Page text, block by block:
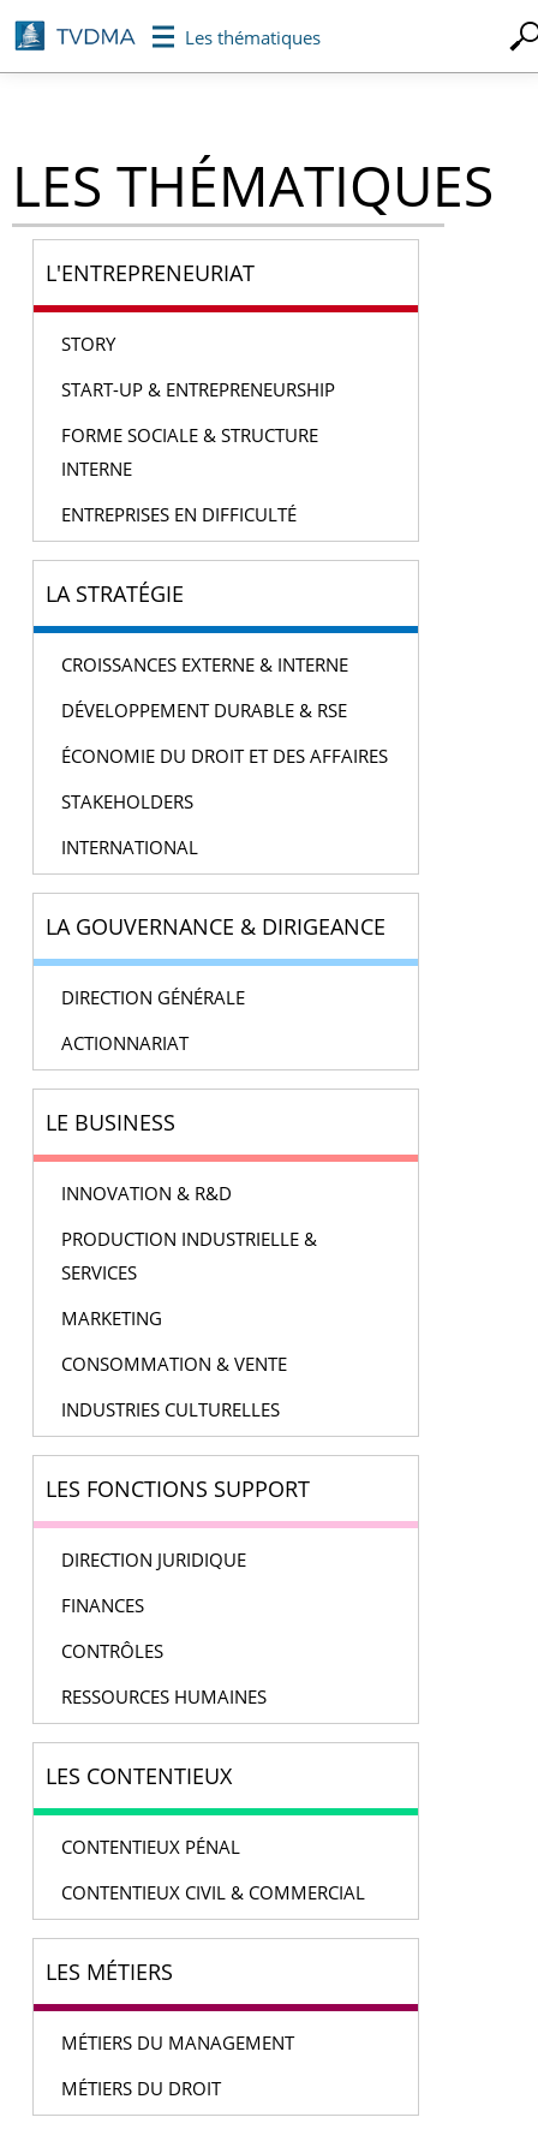
Aller
au
contenu
Les thématiques
LES THÉMATIQUES
L'ENTREPRENEURIAT
STORY
START-UP & ENTREPRENEURSHIP
FORME SOCIALE & STRUCTURE
INTERNE
ENTREPRISES EN DIFFICULTÉ
LA STRATÉGIE
CROISSANCES EXTERNE & INTERNE
DÉVELOPPEMENT DURABLE & RSE
ÉCONOMIE DU DROIT ET DES AFFAIRES
STAKEHOLDERS
INTERNATIONAL
LA GOUVERNANCE & DIRIGEANCE
DIRECTION GÉNÉRALE
ACTIONNARIAT
LE BUSINESS
INNOVATION & R&D
PRODUCTION INDUSTRIELLE &
SERVICES
MARKETING
CONSOMMATION & VENTE
INDUSTRIES CULTURELLES
LES FONCTIONS SUPPORT
DIRECTION JURIDIQUE
FINANCES
CONTRÔLES
RESSOURCES HUMAINES
LES CONTENTIEUX
CONTENTIEUX PÉNAL
CONTENTIEUX CIVIL & COMMERCIAL
LES MÉTIERS
MÉTIERS DU MANAGEMENT
MÉTIERS DU DROIT